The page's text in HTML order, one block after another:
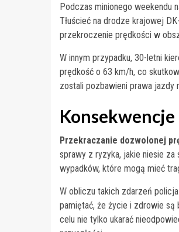
Podczas minionego weekendu
Tłuścieć na drodze krajowej
przekroczenie prędkości w
W innym przypadku, 30-letni
prędkość o 63 km/h, co
zostali pozbawieni prawa jazdy
Przekraczanie dozwolonej
sprawy z ryzyka, jakie niesie
wypadków, które mogą mieć
W obliczu takich zdarzeń
pamiętać, że życie i zdrowie są
celu nie tylko ukarać